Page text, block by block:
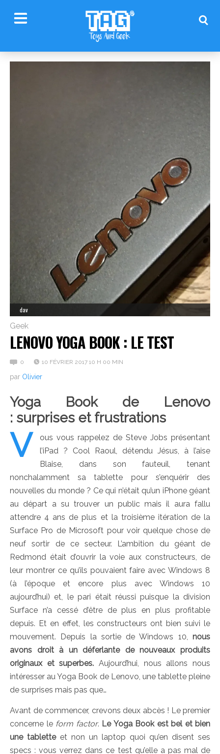
dav
Geek
LENOVO YOGA BOOK : LE TEST
0 10 FÉVRIER 2017 10 H 00 MIN
par Olivier
Yoga Book de Lenovo
: surprises et frustrations
V
ous vous rappelez de Steve Jobs présentant
l’iPad ? Cool Raoul, détendu Jésus, à l’aise
Blaise, dans son fauteuil, tenant
nonchalamment sa tablette pour s’enquérir des
nouvelles du monde ? Ce qui n’était qu’un iPhone géant
au départ a su trouver un public mais il aura fallu
attendre 4 ans de plus et la troisième itération de la
Surface Pro de Microsoft pour voir quelque chose de
neuf sortir de ce secteur. L’ambition du géant de
Redmond était d’ouvrir la voie aux constructeurs, de
leur montrer ce qu’ils pouvaient faire avec Windows 8
(à l’époque et encore plus avec Windows 10
aujourd’hui) et, le pari était réussi puisque la division
Surface n’a cessé d’être de plus en plus profitable
depuis. Et en effet, les constructeurs ont bien suivi le
mouvement. Depuis la sortie de Windows 10, nous
avons droit à un déferlante de nouveaux produits
originaux et superbes. Aujourd’hui, nous allons nous
intéresser au Yoga Book de Lenovo, une tablette pleine
de surprises mais pas que…
Avant de commencer, crevons deux abcès ! Le premier
concerne le form factor. Le Yoga Book est bel et bien
une tabletteet non un laptop quoi qu’en disent ses
specs : vous verrez dans ce test qu’elle a pas mal de